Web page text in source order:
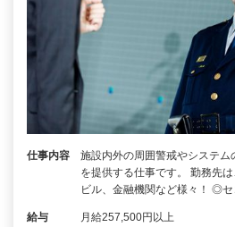
仕事内容
施設内外の周囲警戒やシステ
を提供する仕事です。 勤務先
ビル、金融機関など様々！ ◎
給与 月給257,500円以上